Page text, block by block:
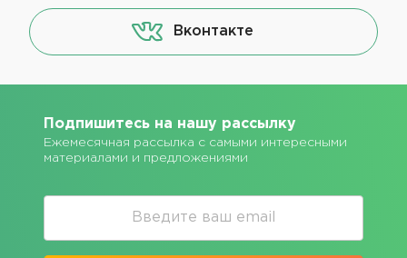
Вконтакте
Подпишитесь на нашу рассылку
Ежемесячная рассылка с самыми интересными
материалами и предложениями